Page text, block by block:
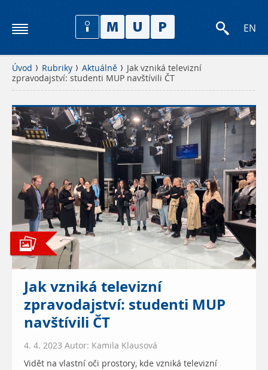
EN
Úvod Rubriky Aktuálně
Jak vzniká televizní
zpravodajství: studenti MUP navštívili ČT
Jak vzniká televizní
zpravodajství: studenti MUP
navštívili ČT
4. 4. 2023 Autor: Kamila Klausová
Vidět na vlastní oči prostory, kde vzniká televizní